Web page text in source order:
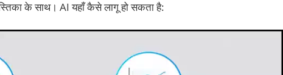
के साथ। AI यहाँ कैसे लागू हो सकता है: